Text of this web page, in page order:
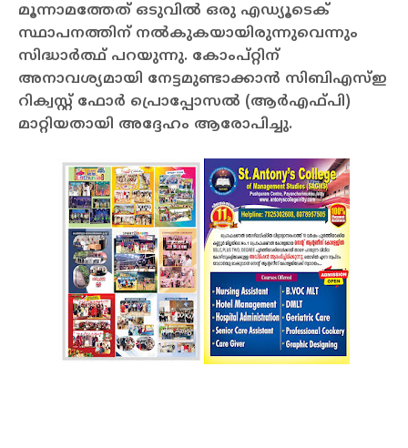
മൂന്നാമത്തേത് ഒടുവില്‍ ഒരു എഡ്യൂടെക്
സ്ഥാപനത്തിന് നല്‍കുകയായിരുന്നുവെന്നും
സിദ്ധാര്‍ത്ഥ് പറയുന്നു. കോംപ്റ്റിന്
അനാവശ്യമായി നേട്ടമുണ്ടാക്കാന്‍ സിബിഎസ്ഇ
റിക്വസ്റ്റ് ഫോര്‍ പ്രൊപ്പോസല്‍ (ആര്‍എഫ്പി)
മാറ്റിയതായി അദ്ദേഹം ആരോപിച്ചു.